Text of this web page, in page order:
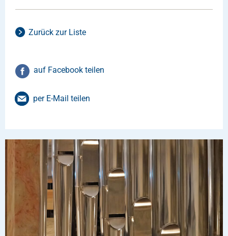
Zurück zur Liste
auf Facebook teilen
per E-Mail teilen